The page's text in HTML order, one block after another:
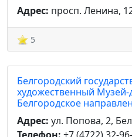
Адрес: просп. Ленина,
5
Белгородский
художественный
Белгородское
Адрес: ул. Попова, 2,